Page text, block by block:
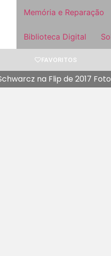
Memória e Reparação
Biblioteca Digital
FAVORITOS
na Flip de 2017